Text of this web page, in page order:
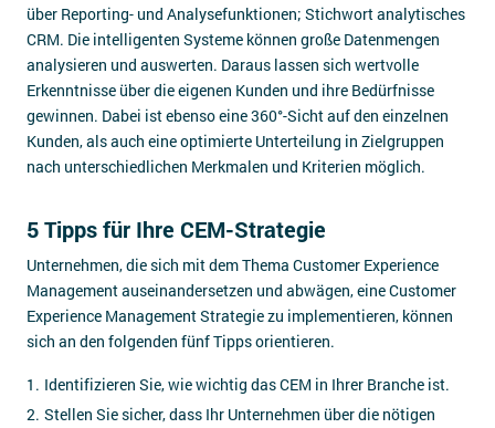
über Reporting- und Analysefunktionen; Stichwort analytisches
CRM. Die intelligenten Systeme können große Datenmengen
analysieren und auswerten. Daraus lassen sich wertvolle
Erkenntnisse über die eigenen Kunden und ihre Bedürfnisse
gewinnen. Dabei ist ebenso eine 360°-Sicht auf den einzelnen
Kunden, als auch eine optimierte Unterteilung in Zielgruppen
nach unterschiedlichen Merkmalen und Kriterien möglich.
5 Tipps für Ihre CEM-Strategie
Unternehmen, die sich mit dem Thema Customer Experience
Management auseinandersetzen und abwägen, eine Customer
Experience Management Strategie zu implementieren, können
sich an den folgenden fünf Tipps orientieren.
Identifizieren Sie, wie wichtig das CEM in Ihrer Branche ist.
Stellen Sie sicher, dass Ihr Unternehmen über die nötigen